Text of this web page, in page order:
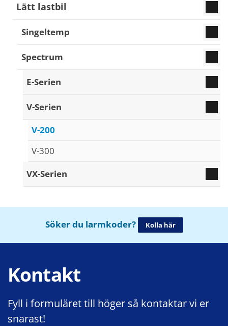
Lätt lastbil
Singeltemp
Spectrum
E-Serien
V-Serien
V-200
V-300
VX-Serien
Söker du larmkoder? Kolla här
Kontakt
Fyll i formuläret till höger så kontaktar vi er
snarast!